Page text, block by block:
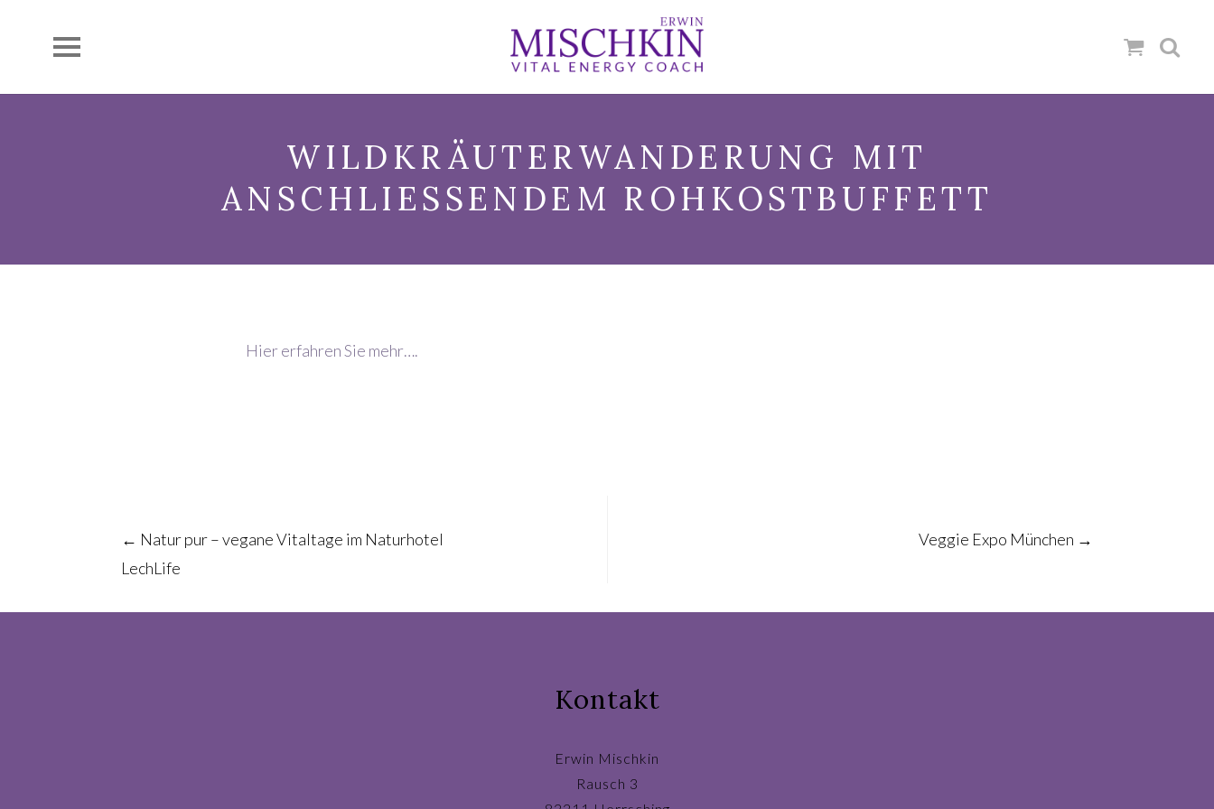
WILDKRÄUTERWANDERUNG MIT
ANSCHLIESSENDEM ROHKOSTBUFFETT
Hier erfahren Sie mehr….
← Natur pur – vegane Vitaltage im Naturhotel
LechLife
Veggie Expo München →
Kontakt
Erwin Mischkin
Rausch 3